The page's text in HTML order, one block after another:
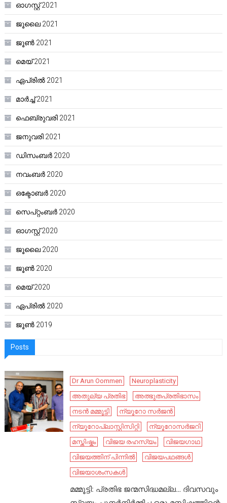
ഓഗസ്റ്റ്‌ 2021
ജൂലൈ 2021
ജൂൺ 2021
മെയ്‌ 2021
ഏപ്രിൽ 2021
മാർച്ച്‌ 2021
ഫെബ്രുവരി 2021
ജനുവരി 2021
ഡിസംബർ 2020
നവംബർ 2020
ഒക്ടോബർ 2020
സെപ്റ്റംബർ 2020
ഓഗസ്റ്റ്‌ 2020
ജൂലൈ 2020
ജൂൺ 2020
മെയ്‌ 2020
ഏപ്രിൽ 2020
ജൂൺ 2019
Posts
Dr Arun Oommen
Neuroplasticity
അതുല്യ പ്രതിഭ
അത്ഭുതപ്രതിഭാസം
നടൻ മമ്മൂട്ടി
ന്യൂറോ സർജൻ
ന്യൂറോപ്ലാസ്റ്റിസിറ്റി
ന്യൂറോസർജറി
മസ്തിഷ്കം
വിജയ രഹസ്യം
വിജയഗാഥ
വിജയത്തിന് പിന്നിൽ
വിജയപഥങ്ങൾ
വിജയാശംസകൾ
മമ്മൂട്ടി: പ്രതിഭ ജന്മസിദ്ധമല്ല… ദിവസവും